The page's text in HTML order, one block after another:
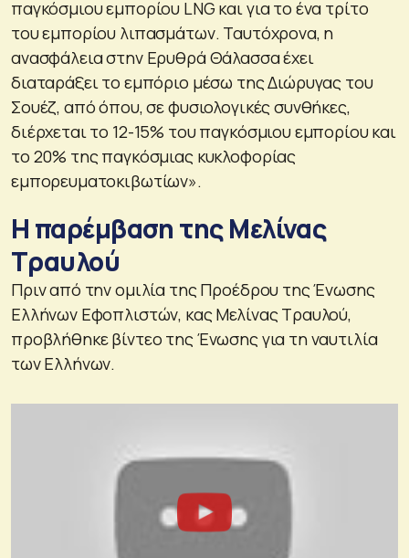
παγκόσμιου εμπορίου LNG και για το ένα τρίτο
του εμπορίου λιπασμάτων. Ταυτόχρονα, η
ανασφάλεια στην Ερυθρά Θάλασσα έχει
διαταράξει το εμπόριο μέσω της Διώρυγας του
Σουέζ, από όπου, σε φυσιολογικές συνθήκες,
διέρχεται το 12-15% του παγκόσμιου εμπορίου και
το 20% της παγκόσμιας κυκλοφορίας
εμπορευματοκιβωτίων».
Η παρέμβαση της Μελίνας
Τραυλού
Πριν από την ομιλία της Προέδρου της Ένωσης
Ελλήνων Εφοπλιστών, κας Μελίνας Τραυλού,
προβλήθηκε βίντεο της Ένωσης για τη ναυτιλία
των Ελλήνων.